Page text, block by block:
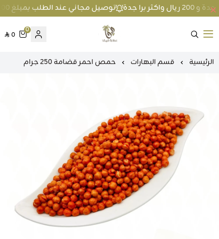
توصيل مجاني عند الطلب بمبلغ 100 ريال واكثر داخل جدة و 200 ريال واكثر برا جدة
متجر عطارة فيفا
0
0
الرئيسية قسم البهارات حمص احمر قضامة 250 جرام